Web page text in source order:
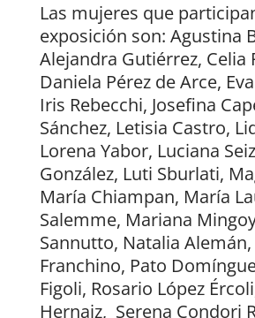
Las mujeres que
exposición son: Agustina
Alejandra Gutiérrez, Celia
Daniela Pérez de Arce,
Iris Rebecchi, Josefina
Sánchez, Letisia Castro,
Lorena Yabor, Luciana
González, Luti Sburlati,
María Chiampan, María
Salemme, Mariana
Sannutto, Natalia Alemán,
Franchino, Pato
Figoli, Rosario López
Hernaiz, Serena Condori